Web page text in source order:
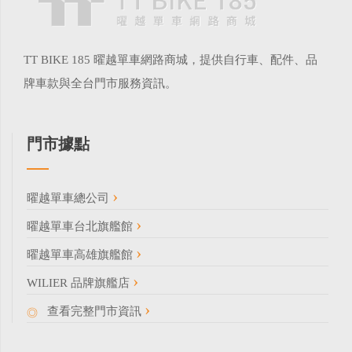
TT BIKE 185 曜越單車網路商城，提供自行車、配件、品
牌車款與全台門市服務資訊。
門市據點
曜越單車總公司
曜越單車台北旗艦館
曜越單車高雄旗艦館
WILIER 品牌旗艦店
查看完整門市資訊